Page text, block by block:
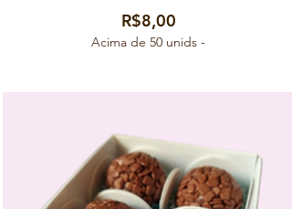
R$8,00
Acima de 50 unids -